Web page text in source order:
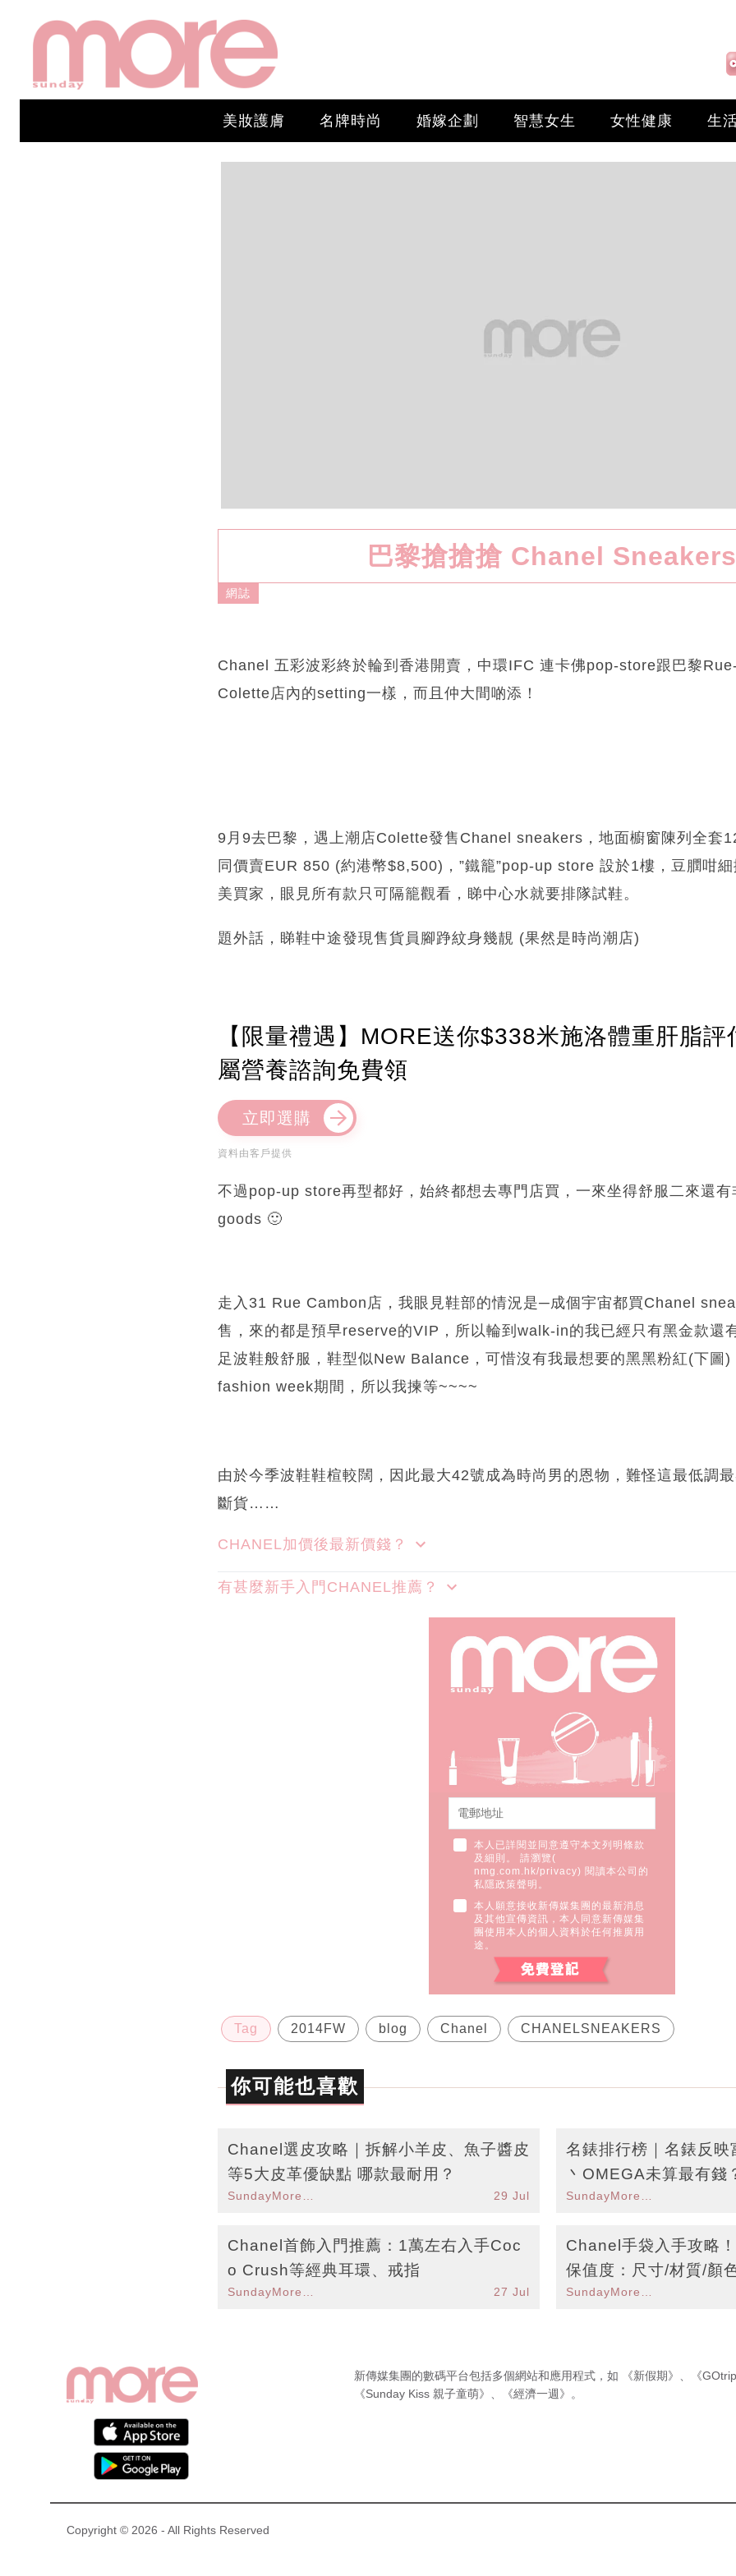
美妝護膚 名牌時尚 婚嫁企劃 智慧女生 女性健康 生
巴黎搶搶搶 Chanel Sneakers
網誌
Chanel 五彩波彩終於輪到香港開賣，中環IFC 連卡佛pop-store跟巴黎
Colette店內的setting一樣，而且仲大間啲添！
9月9去巴黎，遇上潮店Colette發售Chanel sneakers，地面櫥窗陳列全套
同價賣EUR 850 (約港幣$8,500)，”鐵籠”pop-up store 設於1樓，豆膶咁
美買家，眼見所有款只可隔籠觀看，睇中心水就要排隊試鞋。
題外話，睇鞋中途發現售貨員腳踭紋身幾靚 (果然是時尚潮店)
【限量禮遇】MORE送你$338米施洛體重肝脂
屬營養諮詢免費領
立即選購
資料由客戶提供
不過pop-up store再型都好，始終都想去專門店買，一來坐得舒服二來還
goods 🙂
走入31 Rue Cambon店，我眼見鞋部的情況是─成個宇宙都買Chanel
售，來的都是預早reserve的VIP，所以輪到walk-in的我已經只有黑金款還
足波鞋般舒服，鞋型似New Balance，可惜沒有我最想要的黑黑粉紅(下圖)
fashion week期間，所以我揀等~~~~
由於今季波鞋鞋楦較闊，因此最大42號成為時尚男的恩物，難怪這最低調
斷貨……
CHANEL加價後最新價錢？
有甚麼新手入門CHANEL推薦？
本人已詳閱並同意遵守本文列明條款
及細則。 請瀏覽(
nmg.com.hk/privacy) 閱讀本公司的
私隱政策聲明。
本人願意接收新傳媒集團的最新消息
及其他宣傳資訊，本人同意新傳媒集
團使用本人的個人資料於任何推廣用
途。
Tag 2014FW blog Chanel CHANELSNEAKERS
你可能也喜歡
Chanel選皮攻略｜拆解小羊皮、魚子醬皮
等5大皮革優缺點 哪款最耐用？
29 Jul
名錶排行榜｜名錶反
丶OMEGA未算最有錢
Chanel首飾入門推薦：1萬左右入手Coc
o Crush等經典耳環、戒指
SundayMore編輯部 27 Jul
Chanel手袋入手攻略
保值度：尺寸/材質/顏
SundayMore編輯部
新傳媒集團的數碼平台包括多個網站和應用程式，如 《新假期》 、 《GOtrip
《Sunday Kiss 親子童萌》 、 《經濟一週》 。
Copyright © 2026 - All Rights Reserved